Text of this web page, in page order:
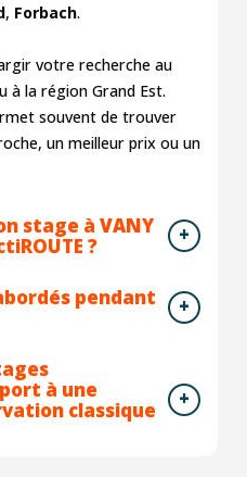
, Forbach.
votre recherche au
à la région Grand Est.
souvent de trouver
un meilleur prix ou un
stage à VANY
?
pendant
à une
classique